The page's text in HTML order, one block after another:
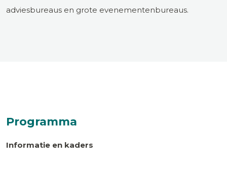
adviesbureaus en grote evenementenbureaus.
Programma
Informatie en kaders